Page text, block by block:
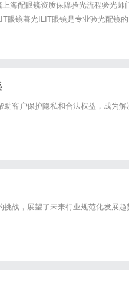
海配眼镜资质保障验光流程验光师
眼镜暮光ILIT眼镜是专业验光配镜的
、正品镜片、透明价格和直营售后为
客户保护隐私和合法权益，成为解
战，展望了未来行业规范化发展趋